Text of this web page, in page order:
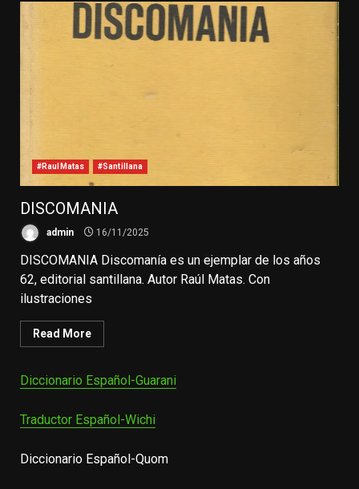
#RaulMatas #Santillana
DISCOMANIA
admin 16/11/2025
DISCOMANIA Discomanía es un ejemplar de los años
62, editorial santillana. Autor Raúl Matas. Con
ilustraciones
Read More
Diccionario Español-Guarani
Traductor Español-Wichi
Diccionario Español-Quom